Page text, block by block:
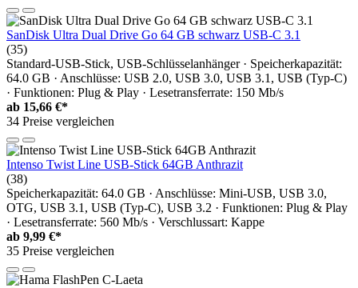
SanDisk Ultra Dual Drive Go 64 GB schwarz USB-C 3.1
(35)
Standard-USB-Stick, USB-Schlüsselanhänger · Speicherkapazität:
64.0 GB · Anschlüsse: USB 2.0, USB 3.0, USB 3.1, USB (Typ-C)
· Funktionen: Plug & Play · Lesetransferrate: 150 Mb/s
ab 15,66 €*
34 Preise vergleichen
Intenso Twist Line USB-Stick 64GB Anthrazit
(38)
Speicherkapazität: 64.0 GB · Anschlüsse: Mini-USB, USB 3.0,
OTG, USB 3.1, USB (Typ-C), USB 3.2 · Funktionen: Plug & Play
· Lesetransferrate: 560 Mb/s · Verschlussart: Kappe
ab 9,99 €*
35 Preise vergleichen